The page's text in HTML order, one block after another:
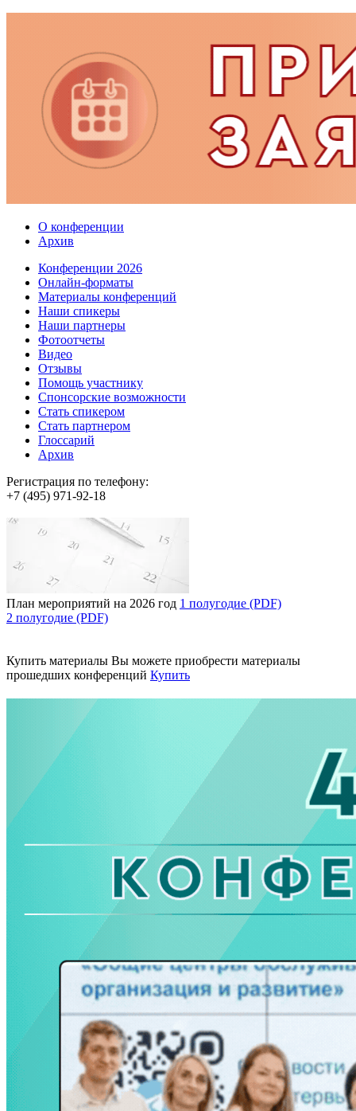
О конференции
Архив
Конференции 2026
Онлайн-форматы
Материалы конференций
Наши спикеры
Наши партнеры
Фотоотчеты
Видео
Отзывы
Помощь участнику
Спонсорские возможности
Стать спикером
Стать партнером
Глоссарий
Архив
Регистрация по телефону:
+7 (495) 971-92-18
План мероприятий на 2026 год 1 полугодие (PDF)
2 полугодие (PDF)
Купить материалы Вы можете приобрести материалы
прошедших конференций Купить